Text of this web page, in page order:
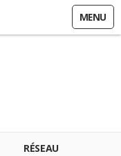
MENU
RÉSEAU